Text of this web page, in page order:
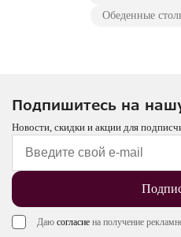
Обеденные
Подпишитесь на
Новости, скидки и акции для
Даю согласие на получение